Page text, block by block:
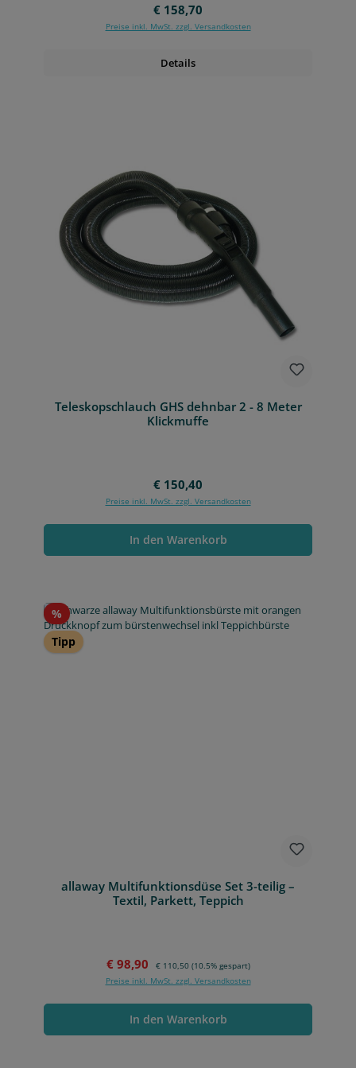
Regulärer Preis:
€ 158,70
Preise inkl. MwSt. zzgl. Versandkosten
Details
Teleskopschlauch GHS dehnbar 2 - 8 Meter
Klickmuffe
Regulärer Preis:
€ 150,40
Preise inkl. MwSt. zzgl. Versandkosten
In den Warenkorb
%Rabatt
Tipp
allaway Multifunktionsdüse Set 3-teilig –
Textil, Parkett, Teppich
Verkaufspreis:
€ 98,90 € 110,50 (10.5% gespart)
Preise inkl. MwSt. zzgl. Versandkosten
In den Warenkorb